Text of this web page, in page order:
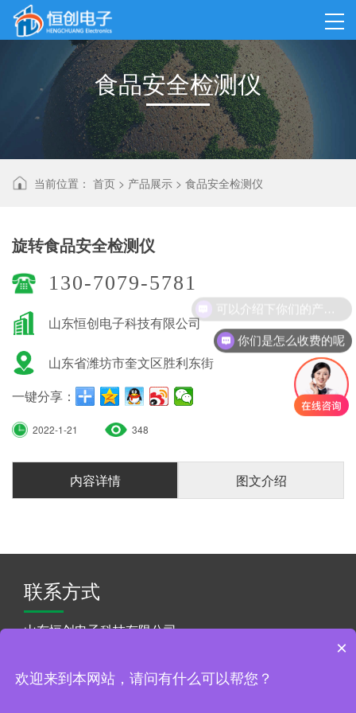
食品安全检测仪
当前位置： 首页 > 产品展示 > 食品安全检测仪
旋转食品安全检测仪
130-7079-5781
山东恒创电子科技有限公司
山东省潍坊市奎文区胜利东街
一键分享：
2022-1-21 348
内容详情 图文介绍
联系方式
山东恒创电子科技有限公司
手机：130-7079-5781
你们是怎么收费的呢
×
欢迎来到本网站，请问有什么可以帮您？